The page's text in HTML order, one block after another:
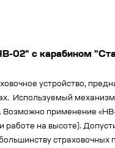
02" с карабином
устройство,
Используемый
применение
на высоте).
страховочных